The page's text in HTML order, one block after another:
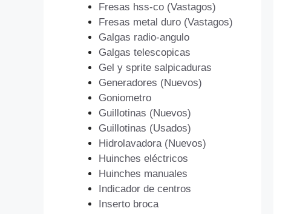
Fresas hss-co (Vastagos)
Fresas metal duro (Vastagos)
Galgas radio-angulo
Galgas telescopicas
Gel y sprite salpicaduras
Generadores (Nuevos)
Goniometro
Guillotinas (Nuevos)
Guillotinas (Usados)
Hidrolavadora (Nuevos)
Huinches eléctricos
Huinches manuales
Indicador de centros
Inserto broca